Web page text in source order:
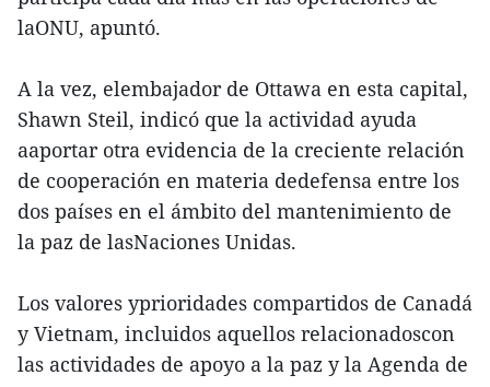
laONU, apuntó.
A la vez, elembajador de Ottawa en esta capital,
Shawn Steil, indicó que la actividad ayuda
aaportar otra evidencia de la creciente relación
de cooperación en materia dedefensa entre los
dos países en el ámbito del mantenimiento de
la paz de lasNaciones Unidas.
Los valores yprioridades compartidos de Canadá
y Vietnam, incluidos aquellos relacionadoscon
las actividades de apoyo a la paz y la Agenda de